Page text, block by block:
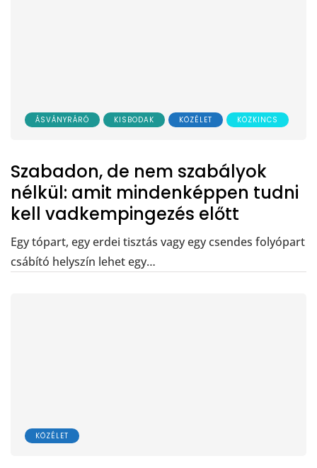
ÁSVÁNYRÁRÓ KISBODAK KÖZÉLET KÖZKINCS
Szabadon, de nem szabályok
nélkül: amit mindenképpen tudni
kell vadkempingezés előtt
Egy tópart, egy erdei tisztás vagy egy csendes folyópart
csábító helyszín lehet egy…
KÖZÉLET